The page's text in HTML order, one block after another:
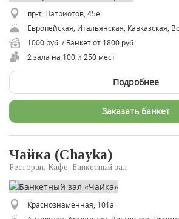
пр-т. Патриотов, 45е
1000 руб. / Банкет от 1800 руб.
2 зала на 100 и 250 мест
Подробнее
Заказать банкет
Чайка (Chayka)
Ресторан, Кафе, Банкетный зал
Краснознаменная, 101а